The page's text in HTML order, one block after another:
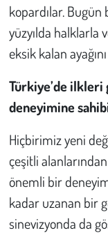
kopardılar. Bugün
yüzyılda halklarla
eksik kalan
Türkiye’de
deneyimine
Hiçbirimiz yeni
çeşitli
önemli bir
kadar uzanan bir
sinevizyonda da